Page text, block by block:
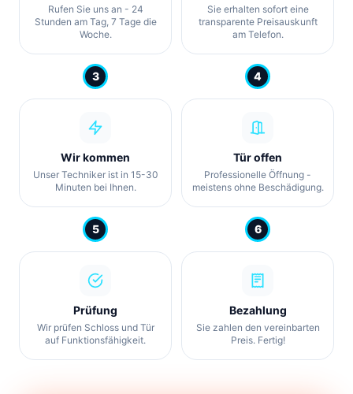
Rufen Sie uns an - 24
Stunden am Tag, 7 Tage die
Woche.
Sie erhalten sofort eine
transparente Preisauskunft
am Telefon.
3
Wir kommen
Unser Techniker ist in 15-30
Minuten bei Ihnen.
4
Tür offen
Professionelle Öffnung -
meistens ohne Beschädigung.
5
Prüfung
Wir prüfen Schloss und Tür
auf Funktionsfähigkeit.
6
Bezahlung
Sie zahlen den vereinbarten
Preis. Fertig!